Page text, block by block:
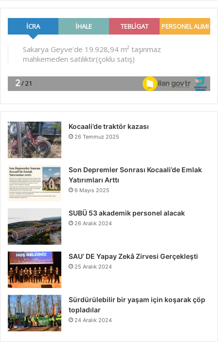
Kocaali’de traktör kazası
26 Temmuz 2025
Son Depremler Sonrası Kocaali’de Emlak
Yatırımları Arttı
6 Mayıs 2025
SUBÜ 53 akademik personel alacak
26 Aralık 2024
SAU’ DE Yapay Zekâ Zirvesi Gerçekleşti
25 Aralık 2024
Sürdürülebilir bir yaşam için koşarak çöp
topladılar
24 Aralık 2024